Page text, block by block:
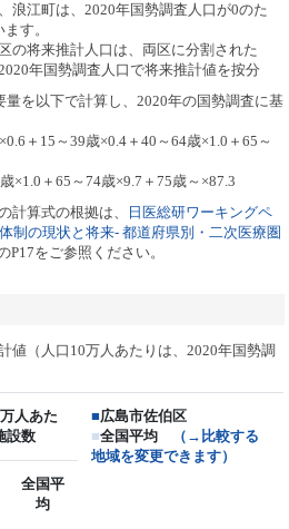
江町は、2020年国勢調査人口が0のた
す。
の将来推計人口は、両区に分割された
年国勢調査人口で将来推計値を按分
を以下で計算し、2020年の国勢調査に基
＋15～39歳×0.4＋40～64歳×1.0＋65～
×1.0＋65～74歳×9.7＋75歳～×87.3
計算式の根拠は、
日医総研ワーキングペ
制の現状と将来- 都道府県別・二次医療圏
P17をご参照ください。
値（人口10万人あたりは、2020年国勢調
人あた
設数
■広島市佐伯区
■全国平均
（→比較する
地域を変更できます）
全国平
均